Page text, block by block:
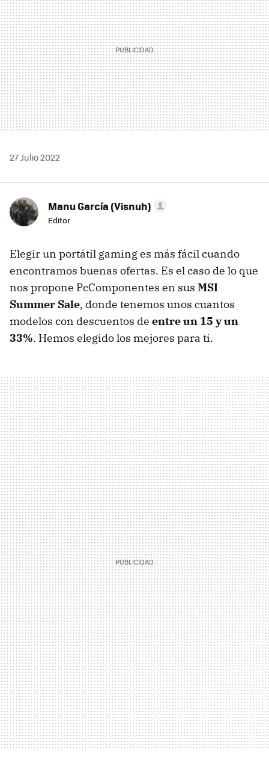
27 Julio 2022
Manu García (Visnuh)
Editor
Elegir un portátil gaming es más fácil cuando
encontramos buenas ofertas. Es el caso de lo que
nos propone PcComponentes en sus MSI
Summer Sale, donde tenemos unos cuantos
modelos con descuentos de entre un 15 y un
33%. Hemos elegido los mejores para ti.